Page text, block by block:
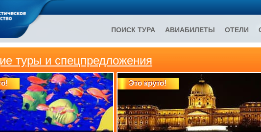
туры и спецпредложения
Это круто!
ПОИСК ТУРА АВИАБИЛЕТЫ ОТЕЛИ